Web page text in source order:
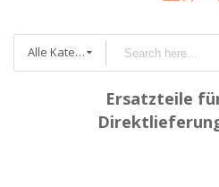
Alle Kategorien
Ersatzteile